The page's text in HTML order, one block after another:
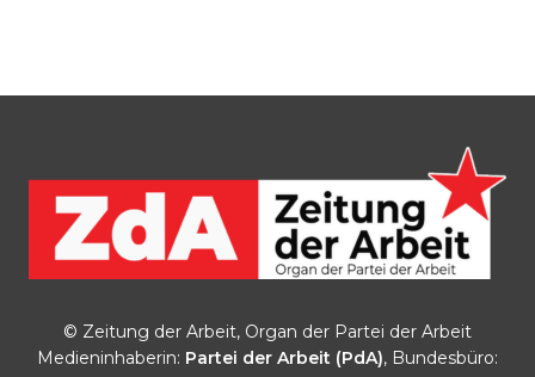
© Zeitung der Arbeit, Organ der Partei der Arbeit
Medieninhaberin: Partei der Arbeit (PdA), Bundesbüro: